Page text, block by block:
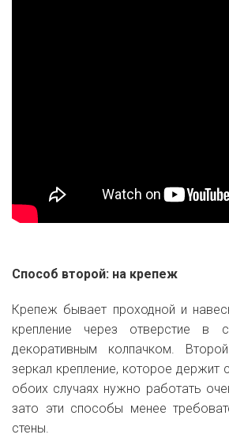
Способ второй: на крепеж
Крепеж бывает проходной и
крепление через отверстие в
декоративным колпачком.
зеркал крепление, которое держит
обоих случаях нужно работать
зато эти способы менее
стены.